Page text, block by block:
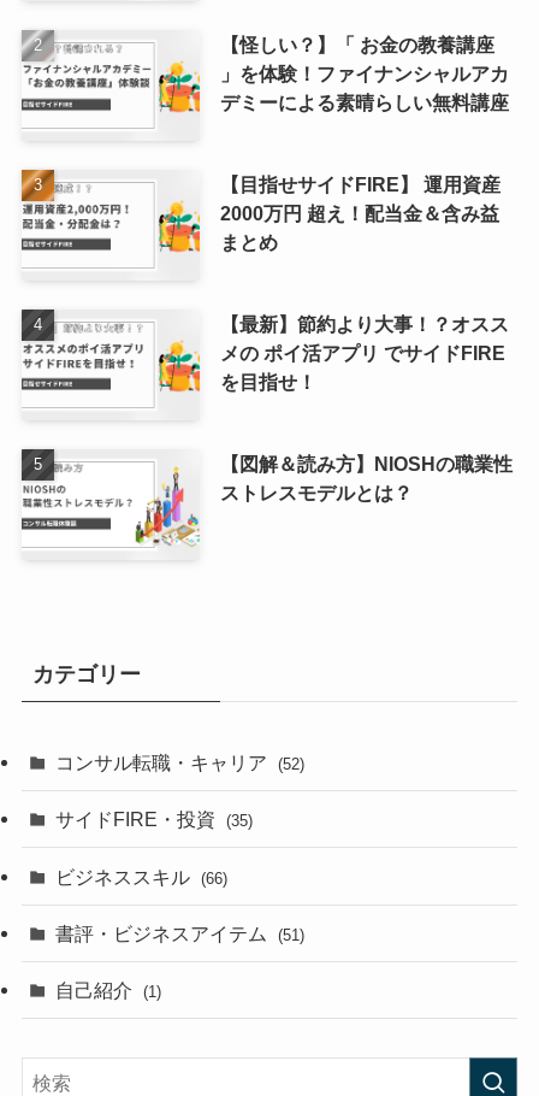
【怪しい？】「 お金の教養講座
」を体験！ファイナンシャルアカ
デミーによる素晴らしい無料講座
【目指せサイドFIRE】 運用資産
2000万円 超え！配当金＆含み益
まとめ
【最新】節約より大事！？オスス
メの ポイ活アプリ でサイドFIRE
を目指せ！
【図解＆読み方】NIOSHの職業性
ストレスモデルとは？
カテゴリー
コンサル転職・キャリア (52)
サイドFIRE・投資 (35)
ビジネススキル (66)
書評・ビジネスアイテム (51)
自己紹介 (1)